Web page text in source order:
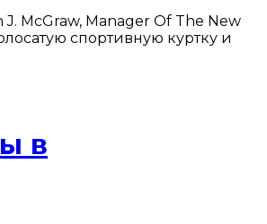
McGraw, Manager Of The New
спортивную куртку и
в